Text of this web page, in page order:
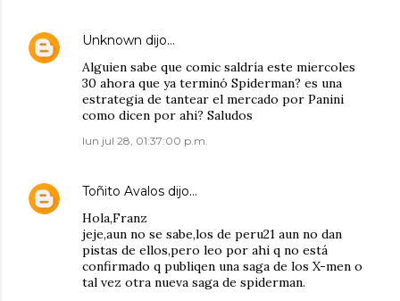
Unknown dijo…
Alguien sabe que comic saldría este miercoles
30 ahora que ya terminó Spiderman? es una
estrategia de tantear el mercado por Panini
como dicen por ahi? Saludos
lun jul 28, 01:37:00 p.m.
Toñito Avalos dijo…
Hola,Franz
jeje,aun no se sabe,los de peru21 aun no dan
pistas de ellos,pero leo por ahi q no está
confirmado q publiqen una saga de los X-men o
tal vez otra nueva saga de spiderman.